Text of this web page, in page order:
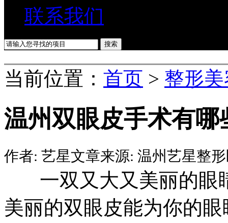
联系我们
当前位置： 首页 > 整形
温州双眼皮手术有哪
作者: 艺星文章来源: 温州艺星整
一双又大又美丽的眼
美丽的双眼皮能为你的